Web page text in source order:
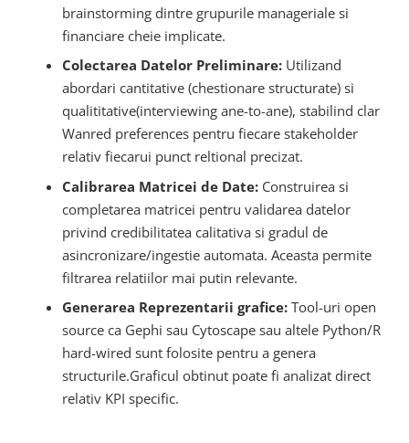
brainstorming dintre grupurile manageriale si
financiare cheie implicate.
Colectarea Datelor Preliminare: Utilizand
abordari cantitative (chestionare structurate) si
qualititative(interviewing ane-to-ane), stabilind clar
Wanred preferences pentru fiecare stakeholder
relativ fiecarui punct reltional precizat.
Calibrarea Matricei de Date: Construirea si
completarea matricei pentru validarea datelor
privind credibilitatea calitativa si gradul de
asincronizare/ingestie automata. Aceasta permite
filtrarea relatiilor mai putin relevante.
Generarea Reprezentarii grafice: Tool-uri open
source ca Gephi sau Cytoscape sau altele Python/R
hard-wired sunt folosite pentru a genera
structurile.Graficul obtinut poate fi analizat direct
relativ KPI specific.